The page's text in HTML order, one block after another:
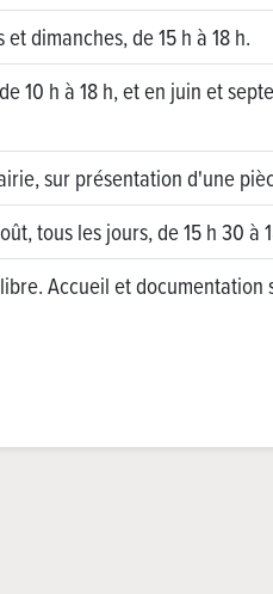
dimanches, de 15 h à 18 h.
10 h à 18 h, et en juin et
sur présentation d'une
tous les jours, de 15 h 30 à
Accueil et